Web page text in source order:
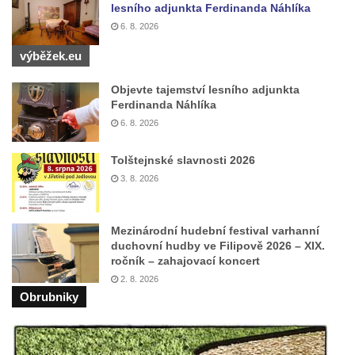
Křížová cesta Římov – VII. kaple – Políbení
Jidášovo
Křížová cesta Římov – VI. kaple – Olivetská
hora (Getsemanská zahrada)
Křížová cesta Římov – V. kaple – Smutná
duše
Křížová cesta Římov – IV. kaple – Pustá ves
Křížová cesta Římov – III. kaple – Stádní
brána
Křížová cesta Římov – II. kaple – Poslední
večeře Páně
Křížová cesta Římov – I. kaple – Loučení
Ježíše s Pannou Marií
Kaple v Horním Třeboníně
lesního adjunkta Ferdinanda Náhlíka
6. 8. 2026
výběžek.eu
Objevte tajemství lesního adjunkta
Ferdinanda Náhlíka
6. 8. 2026
Tolštejnské slavnosti 2026
3. 8. 2026
Mezinárodní hudební festival varhanní
duchovní hudby ve Filipově 2026 – XIX.
ročník – zahajovací koncert
2. 8. 2026
Obrubniky